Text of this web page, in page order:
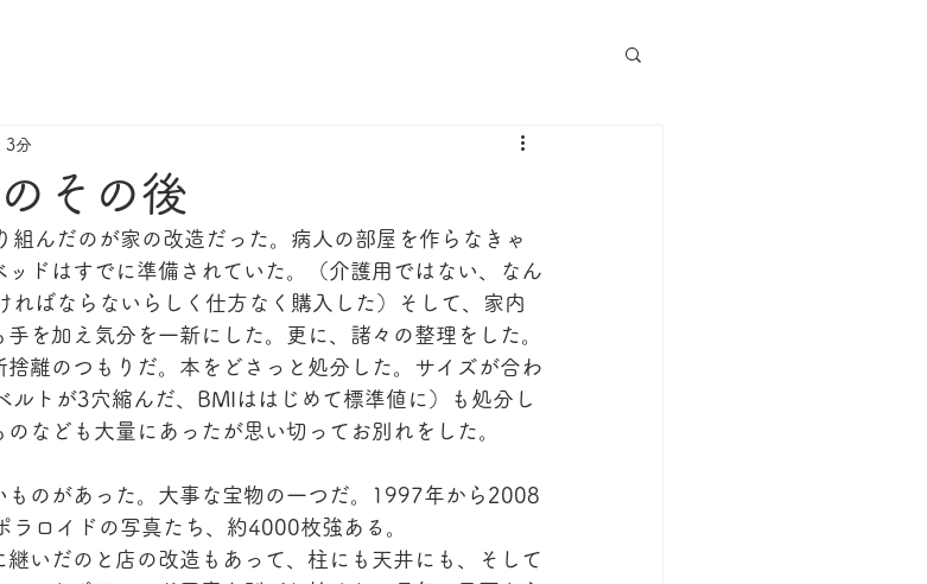
その後
3分
んだのが家の改造だった。病人の部屋を作らなきゃ
ドはすでに準備されていた。（介護用ではない、なん
ればならないらしく仕方なく購入した）そして、家内
を加え気分を一新にした。更に、諸々の整理をした。
離のつもりだ。本をどさっと処分した。サイズが合わ
ルトが3穴縮んだ、BMIははじめて標準値に）も処分し
なども大量にあったが思い切ってお別れをした。
のがあった。大事な宝物の一つだ。1997年から2008
ロイドの写真たち、約4000枚強ある。
いだのと店の改造もあって、柱にも天井にも、そして